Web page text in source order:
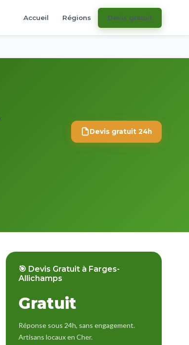
Accueil Régions Devis gratuit
Devis gratuit 24h
🎯 Devis Gratuit à Farges-
Allichamps
Gratuit
Réponse sous 24h, sans engagement.
Artisans locaux en Cher.